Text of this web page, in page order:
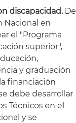
discapacidad.De
Nacional en
el "Programa
superior",
y graduación
financiación
debe desarrollar
Técnicos en el
y se